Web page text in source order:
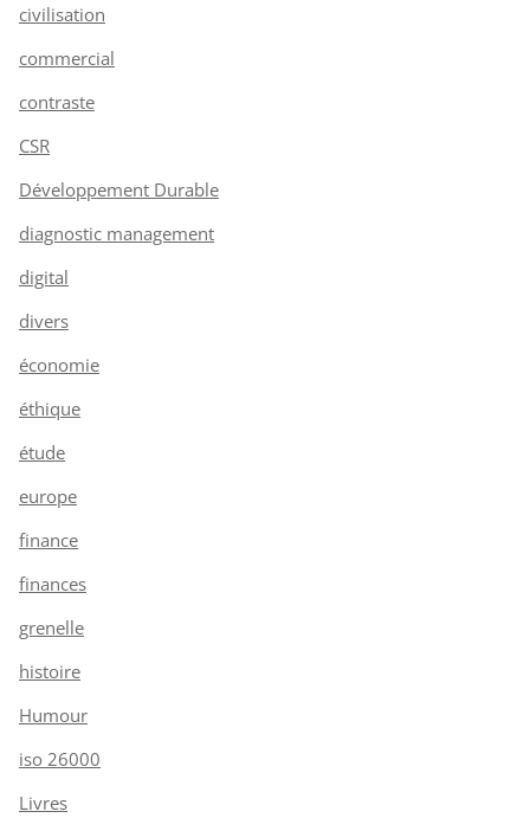
civilisation
commercial
contraste
CSR
Développement Durable
diagnostic management
digital
divers
économie
éthique
étude
europe
finance
finances
grenelle
histoire
Humour
iso 26000
Livres